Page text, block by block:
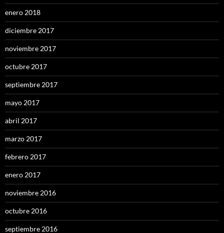
enero 2018
diciembre 2017
noviembre 2017
octubre 2017
septiembre 2017
mayo 2017
abril 2017
marzo 2017
febrero 2017
enero 2017
noviembre 2016
octubre 2016
septiembre 2016